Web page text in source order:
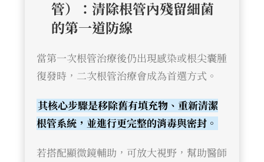
管）：清除根管內殘留細菌
的第一道防線
當第一次根管治療後仍出現感染或根尖囊腫
復發時，二次根管治療會成為首選方式。
其核心步驟是移除舊有填充物、重新清潔
根管系統，並進行更完整的消毒與密封。
若搭配顯微鏡輔助，可放大視野，幫助醫師